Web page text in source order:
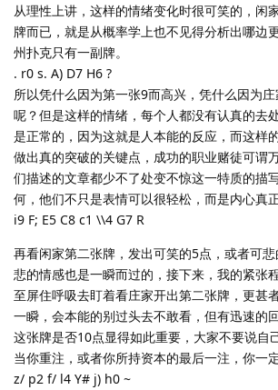
从理性上讲，这样的情绪变化时很可笑的，闲
牌而已，就是从概率学上也不见得分析出哪边
州扑克只有一副牌。
. r0 s. A) D7 H6 ?
所以凭什么因为第一张9而高兴，凭什么因为
呢？但是这样的情绪，每个人都没有认真的去
是正常的，因为这就是人本能的反应，而这样
做出真的突破的关键点，成功的职业赌徒可谓
们描述的文章都少不了处变不惊这一特质的描
何，他们不只是表情可以很轻松，而是内心真
i9 F; E5 C8 c1 \\4 G7 R
再看闲家第二张牌，发出可笑的5点，或者可
悲的情感也是一瞬而过的，接下来，我的紧张
至屏住呼吸去盯着看庄家开出第二张牌，更甚
一瞬，会本能的别过头去不敢看，但有迅速的
这张牌是否10点显得如此重要，大家不要说自
当你重注，或者你所持资本的最后一注，你一
z/ p2 f/ l4 Y# j) h0 ~